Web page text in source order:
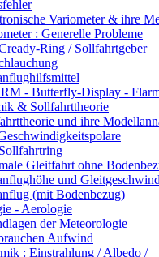
Variometer & ihre
: Generelle Probleme
Ring / Sollfahrtgeber
- Butterfly-Display -
& Sollfahrttheorie
und ihre
Gleitfahrt ohne
und
(mit Bodenbezug)
- Aerologie
der Meteorologie
Aufwind
: Einstrahlung / Albedo /